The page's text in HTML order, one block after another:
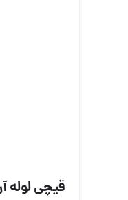
قیچی لوله